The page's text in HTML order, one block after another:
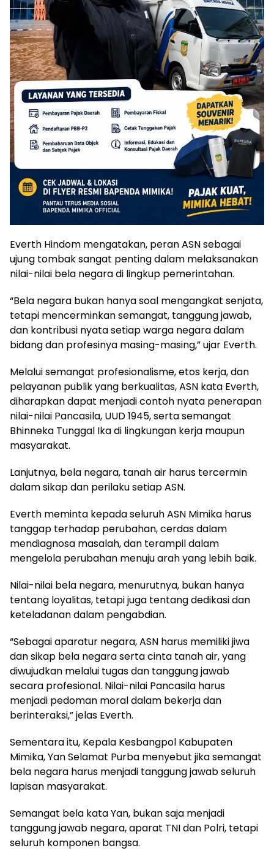
Everth Hindom mengatakan, peran ASN sebagai
ujung tombak sangat penting dalam melaksanakan
nilai-nilai bela negara di lingkup pemerintahan.
“Bela negara bukan hanya soal mengangkat senjata,
tetapi mencerminkan semangat, tanggung jawab,
dan kontribusi nyata setiap warga negara dalam
bidang dan profesinya masing-masing,” ujar Everth.
Melalui semangat profesionalisme, etos kerja, dan
pelayanan publik yang berkualitas, ASN kata Everth,
diharapkan dapat menjadi contoh nyata penerapan
nilai-nilai Pancasila, UUD 1945, serta semangat
Bhinneka Tunggal Ika di lingkungan kerja maupun
masyarakat.
Lanjutnya, bela negara, tanah air harus tercermin
dalam sikap dan perilaku setiap ASN.
Everth meminta kepada seluruh ASN Mimika harus
tanggap terhadap perubahan, cerdas dalam
mendiagnosa masalah, dan terampil dalam
mengelola perubahan menuju arah yang lebih baik.
Nilai-nilai bela negara, menurutnya, bukan hanya
tentang loyalitas, tetapi juga tentang dedikasi dan
keteladanan dalam pengabdian.
“Sebagai aparatur negara, ASN harus memiliki jiwa
dan sikap bela negara serta cinta tanah air, yang
diwujudkan melalui tugas dan tanggung jawab
secara profesional. Nilai-nilai Pancasila harus
menjadi pedoman moral dalam bekerja dan
berinteraksi,” jelas Everth.
Sementara itu, Kepala Kesbangpol Kabupaten
Mimika, Yan Selamat Purba menyebut jika semangat
bela negara harus menjadi tanggung jawab seluruh
lapisan masyarakat.
Semangat bela kata Yan, bukan saja menjadi
tanggung jawab negara, aparat TNI dan Polri, tetapi
seluruh komponen bangsa.